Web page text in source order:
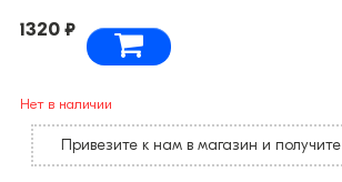
1320 ₽
Нет в наличии
Привезите к нам в магазин и получите